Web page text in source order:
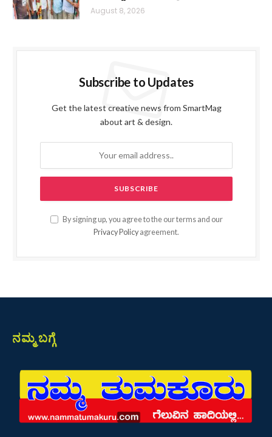
August 8, 2026
Subscribe to Updates
Get the latest creative news from SmartMag
about art & design.
By signing up, you agree to the our terms and our
Privacy Policy agreement.
ನಮ್ಮ ಬಗ್ಗೆ